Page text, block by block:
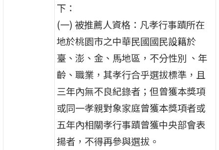
下：
(一) 被推薦人資格：凡孝行事蹟所在
地於桃園市之中華民國國民設籍於
臺、澎、金、馬地區，不分性別 、年
齡、職業，其孝行合乎選拔標準，且
三年內無不良紀錄者；但曾獲本獎項
或同一孝親對象家庭曾獲本獎項者或
五年內相關孝行事蹟曾獲中央部會表
揚者，不得再參與選拔。